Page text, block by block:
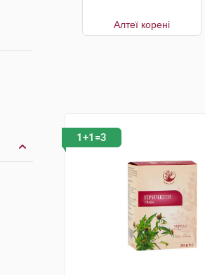
Алтеї корені
1+1=3